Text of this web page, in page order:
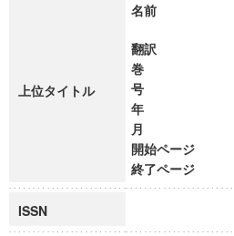
上位タイトル
名前
翻訳
巻
号
年
月
開始ページ
終了ページ
ISSN